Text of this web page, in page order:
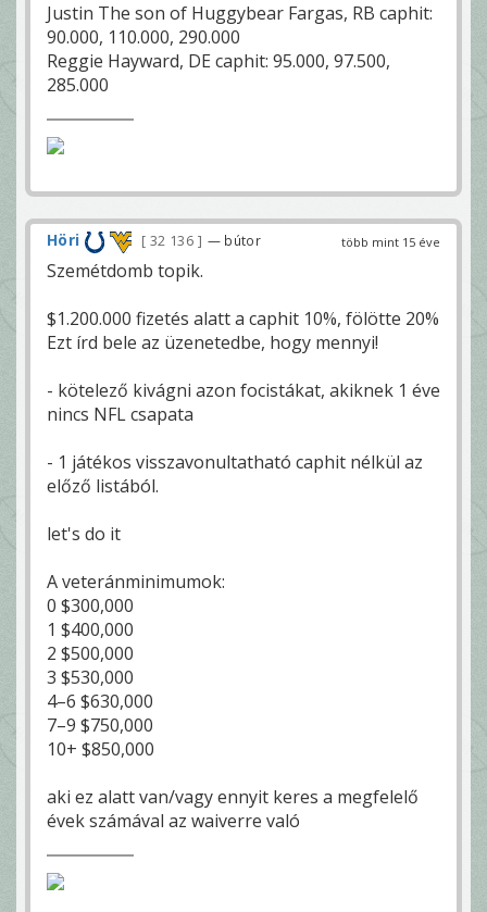
Justin The son of Huggybear Fargas, RB caphit:
90.000, 110.000, 290.000
Reggie Hayward, DE caphit: 95.000, 97.500,
285.000
több mint 15 éve
Höri 32 136 — bútor
Szemétdomb topik.
$1.200.000 fizetés alatt a caphit 10%, fölötte 20%
Ezt írd bele az üzenetedbe, hogy mennyi!
- kötelező kivágni azon focistákat, akiknek 1 éve
nincs NFL csapata
- 1 játékos visszavonultatható caphit nélkül az
előző listából.
let's do it
A veteránminimumok:
0 $300,000
1 $400,000
2 $500,000
3 $530,000
4–6 $630,000
7–9 $750,000
10+ $850,000
aki ez alatt van/vagy ennyit keres a megfelelő
évek számával az waiverre való